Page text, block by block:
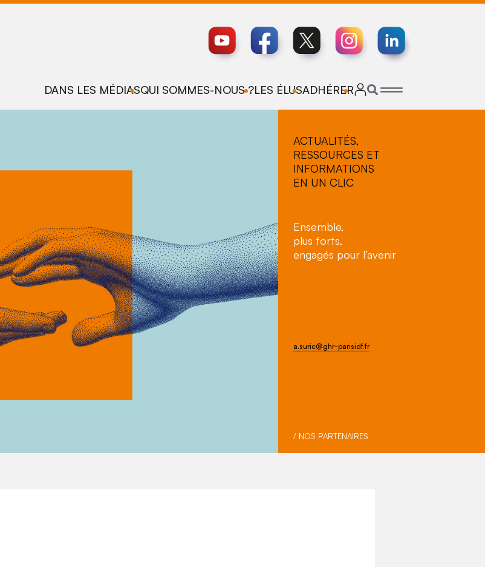
DANS LES MÉDIASQUI SOMMES-NOUS ?LES ÉLUSADHÉRER
ACTUALITÉS,
RESSOURCES ET
INFORMATIONS
EN UN CLIC
Ensemble,
plus forts,
engagés pour l’avenir
a.suric@ghr-parisidf.fr
/ NOS PARTENAIRES